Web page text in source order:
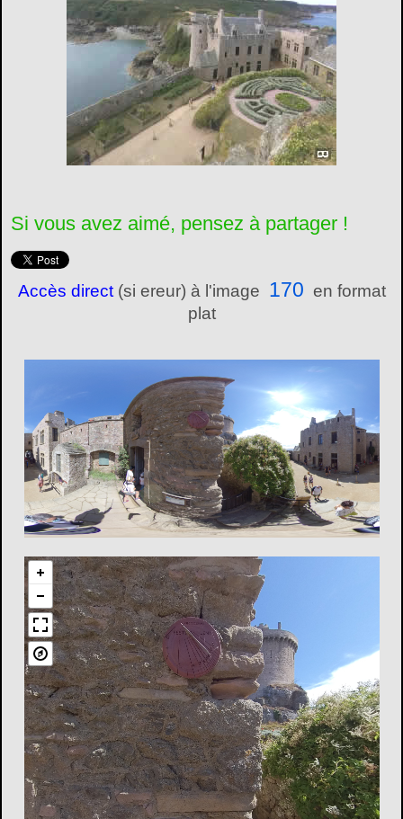
Si vous avez aimé, pensez à partager !
Accès direct(si ereur) à l'image 170 en format
plat